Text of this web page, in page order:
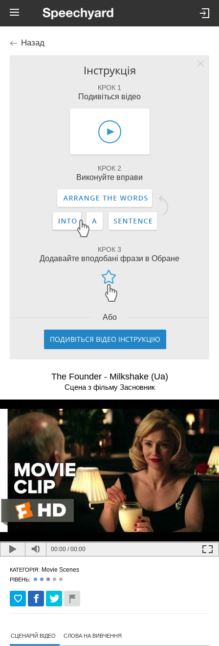
Назад
Інструкція
КРОК 1
Подивіться відео
КРОК 2
Виконуйте вправи
КРОК 3
Додавайте вподобані фрази в Обране
Або
ПОДИВІТЬСЯ ВІДЕО ІНСТРУКЦІЮ
The Founder - Milkshake (Ua)
Сцена з фільму Засновник
00:00 /00:00
КАТЕГОРІЯ: Movie Scenes
РІВЕНЬ:
СЦЕНАРІЙ ВІДЕО СЛОВА НА ВИВЧЕННЯ